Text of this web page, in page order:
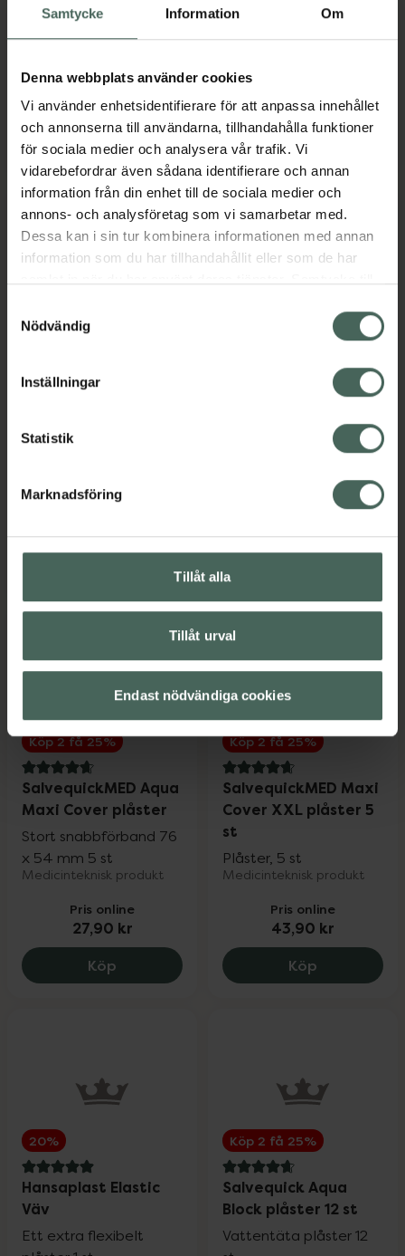
Samtycke Information Om
Denna webbplats använder cookies
Vi använder enhetsidentifierare för att anpassa innehållet
och annonserna till användarna, tillhandahålla funktioner
för sociala medier och analysera vår trafik. Vi
vidarebefordrar även sådana identifierare och annan
information från din enhet till de sociala medier och
annons- och analysföretag som vi samarbetar med.
Dessa kan i sin tur kombinera informationen med annan
information som du har tillhandahållit eller som de har
återkalla ditt samtycke via webbplatsens
cookieinställningar. Ett återkallat samtycke påverkar inte
lagligheten av behandling som skett innan återkallelsen.
Nödvändig
Inställningar
Statistik
Marknadsföring
Tillåt alla
Tillåt urval
Endast nödvändiga cookies
Vattentäta plåster 16
st
Pris online
27,90 kr
KöpSalvequick Aqua Block Family Pack
20 st
Medicinteknisk produkt
52,72 kr
Köp
Köp 2 få 25%
Medium plåster 20 st
Medicinteknisk produkt
Salvequick Textil Medium plåster 20
SalvequickMED Maxi
Cover ANTIBACT
Antibakteriellt plåster
Pris online
Köp 2 få 25%
4.9 av 5 i omdöme
SalvequickMED Aqua
Maxi Cover plåster
Stort snabbförband 76
x 54 mm 5 st
Medicinteknisk produkt
Pris online
27,90 kr
Köp SalvequickMED Aqua Maxi Cover
Köp 2 få 25%
4.7 av 5 i omdöme
SalvequickMED Maxi
Cover XXL plåster 5
st
Plåster, 5 st
Medicinteknisk produkt
Pris online
43,90 kr
Köp
20%
5 av 5 i omdöme
Hansaplast Elastic
Väv
Ett extra flexibelt
Köp 2 få 25%
4.7 av 5 i omdöme
Salvequick Aqua
Block plåster 12 st
Vattentäta plåster 12